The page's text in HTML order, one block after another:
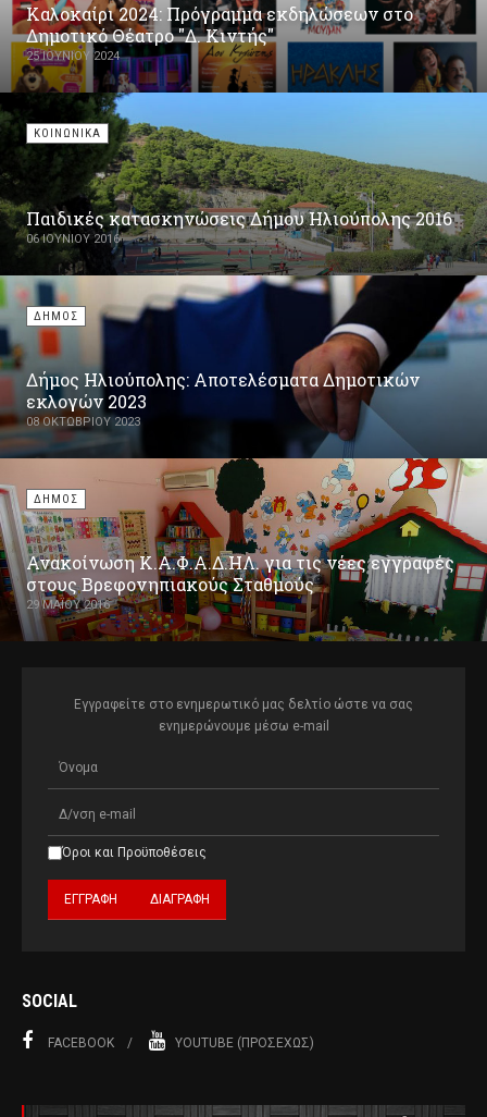
Καλοκαίρι 2024: Πρόγραμμα εκδηλώσεων στο
Δημοτικό Θέατρο "Δ. Κιντής"
25 ΙΟΥΝΊΟΥ 2024
ΚΟΙΝΩΝΙΚΑ
Παιδικές κατασκηνώσεις Δήμου Ηλιούπολης 2016
06 ΙΟΥΝΊΟΥ 2016
ΔΗΜΟΣ
Δήμος Ηλιούπολης: Αποτελέσματα Δημοτικών
εκλογών 2023
08 ΟΚΤΩΒΡΊΟΥ 2023
ΔΗΜΟΣ
Ανακοίνωση Κ.Α.Φ.Α.Δ.ΗΛ. για τις νέες εγγραφές
στους Βρεφονηπιακούς Σταθμούς
29 ΜΑΪ́ΟΥ 2016
Εγγραφείτε στο ενημερωτικό μας δελτίο ώστε να σας
ενημερώνουμε μέσω e-mail
Όροι και Προϋποθέσεις
SOCIAL
FACEBOOK YOUTUBE (ΠΡΟΣΕΧΏΣ)